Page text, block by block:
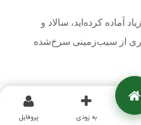
آماده کرده‌اید، سالاد و
از سیب‌زمینی سرخ‌شده
به زودی پروفایل